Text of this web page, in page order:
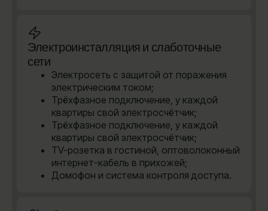
Электроинсталляция и слаботочные
сети
Электросеть с защитой от поражения
электрическим током;
Трёхфазное подключение, у каждой
квартиры свой электросчётчик;
Трёхфазное подключение, у каждой
квартиры свой электросчётчик;
TV-розетка в гостиной, оптоволоконный
интернет-кабель в прихожей;
Домофон и система контроля доступа.